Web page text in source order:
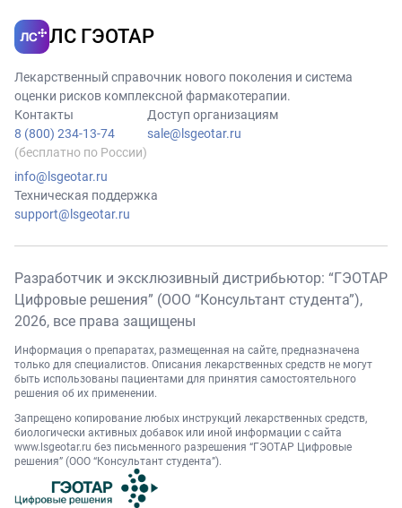
ЛС ГЭОТАР
Лекарственный справочник нового поколения и система
оценки рисков комплексной фармакотерапии.
Контакты
8 (800) 234-13-74
(бесплатно по России)
info@lsgeotar.ru
Доступ организациям
sale@lsgeotar.ru
Техническая поддержка
support@lsgeotar.ru
Разработчик и эксклюзивный дистрибьютор: “ГЭОТАР
Цифровые решения” (ООО “Консультант студента”),
2026, все права защищены
Информация о препаратах, размещенная на сайте, предназначена
только для специалистов. Описания лекарственных средств не могут
быть использованы пациентами для принятия самостоятельного
решения об их применении.
Запрещено копирование любых инструкций лекарственных средств,
биологически активных добавок или иной информации с сайта
www.lsgeotar.ru без письменного разрешения “ГЭОТАР Цифровые
решения” (ООО “Консультант студента”).